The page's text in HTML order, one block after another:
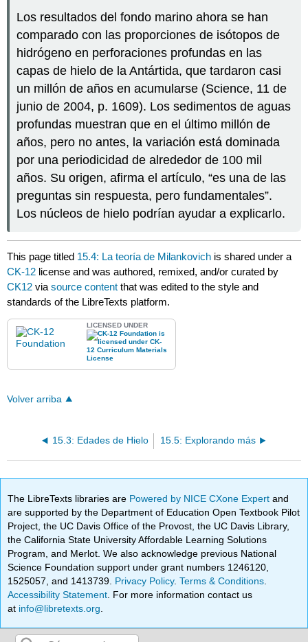
Los resultados del fondo marino ahora se han
comparado con las proporciones de isótopos de
hidrógeno en perforaciones profundas en las
capas de hielo de la Antártida, que tardaron casi
un millón de años en acumularse (Science, 11 de
junio de 2004, p. 1609). Los sedimentos de aguas
profundas muestran que en el último millón de
años, pero no antes, la variación está dominada
por una periodicidad de alrededor de 100 mil
años. Su origen, afirma el artículo, “es una de las
preguntas sin respuesta, pero fundamentales”.
Los núcleos de hielo podrían ayudar a explicarlo.
This page titled 15.4: La teoría de Milankovich is shared under a
CK-12 license and was authored, remixed, and/or curated by
CK12 viasource content that was edited to the style and
standards of the LibreTexts platform.
LICENSED UNDER
Volver arriba
15.3: Edades de Hielo 15.5: Explorando más
The LibreTexts libraries are Powered by NICE CXone Expertand
are supported by the Department of Education Open Textbook Pilot
Project, the UC Davis Office of the Provost, the UC Davis Library,
the California State University Affordable Learning Solutions
Program, and Merlot. We also acknowledge previous National
Science Foundation support under grant numbers 1246120,
1525057, and 1413739. Privacy Policy.Terms & Conditions
Accessibility Statement . For more information contact us
at info@libretexts.org